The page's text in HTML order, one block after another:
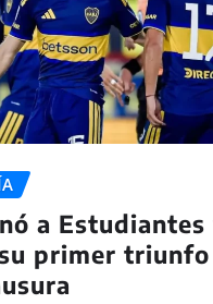
a Estudiantes
primer